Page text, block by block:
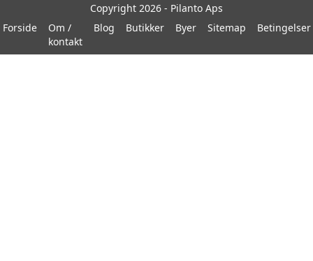
Copyright 2026 - Pilanto Aps
Forside
Om /
kontakt
Blog Butikker Byer Sitemap Betingelser